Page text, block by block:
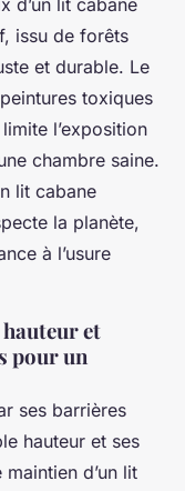
d’un lit cabane
issu de forêts
et durable. Le
toxiques
l’exposition
chambre saine.
lit cabane
la planète,
à l’usure
et
pour un
ses barrières
hauteur et ses
d’un lit